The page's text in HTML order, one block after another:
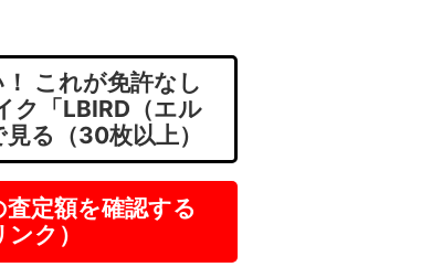
これが免許なし
ク「LBIRD（エル
る（30枚以上）
査定額を確認する
ンク）